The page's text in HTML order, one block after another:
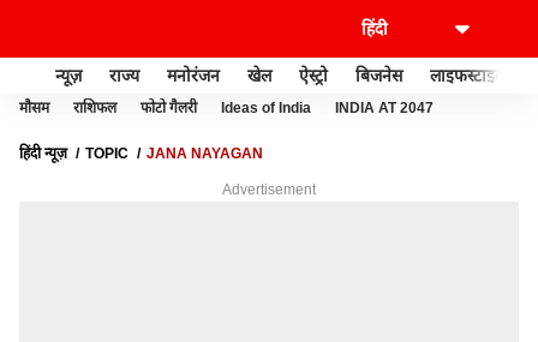
न्यूज़ राज्य मनोरंजन खेल ऐस्ट्रो बिजनेस लाइफस्टाइल
मौसम राशिफल फोटो गैलरी Ideas of India INDIA AT 2047
हिंदी न्यूज़ TOPIC JANA NAYAGAN
Advertisement